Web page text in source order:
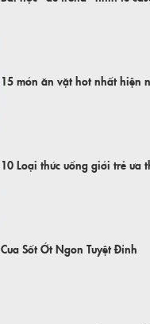
15 món ăn vặt hot nhất hiện
10 Loại thức uống giới trẻ ưa
Cua Sốt Ớt Ngon Tuyệt Đỉnh